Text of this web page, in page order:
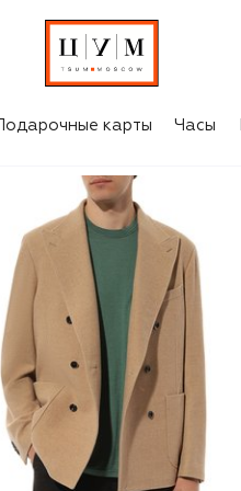
Подарочные карты Часы